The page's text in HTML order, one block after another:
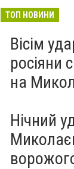
дві
ТОП НОВИНИ
Вісім
росіяни
на
Нічний